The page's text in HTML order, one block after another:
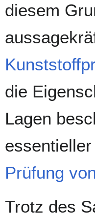
diesem
die
Lagen
Prüfung
Trotz des